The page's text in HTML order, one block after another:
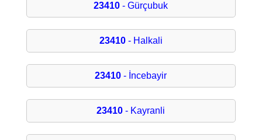
23410 - Gürçubuk
23410- Halkali
23410 - İncebayir
23410 - Kayranli